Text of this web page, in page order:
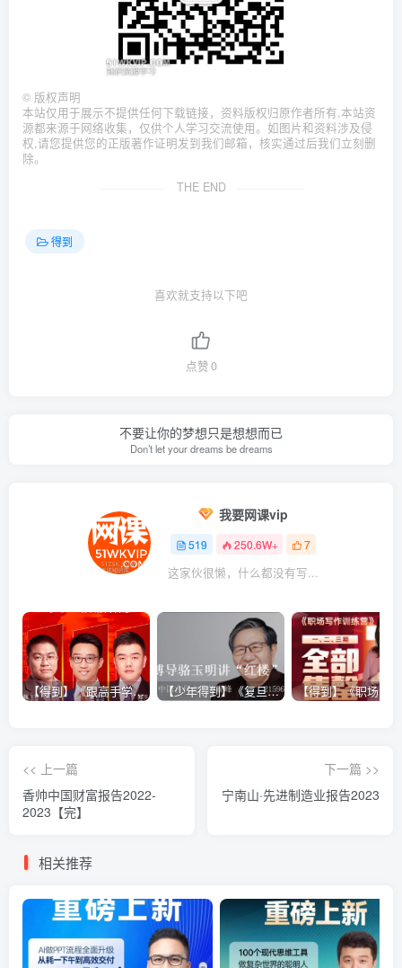
17 幸好人生还有“乌云的金边”.pdf
18 食物才是乡愁的解&药&.mp3
18 食物才是乡愁的解&药&.pdf
  ├─zzj02.
19 所谓疗愈，无非是“放下”与“放过”.mp3
  ├─zzj02.
19 所谓疗愈，无非是“放下”与“放过”.pdf
  ├─zzj02.
  ├─zzj02.
20 在大庭广众之下读《&性&心理学》.pdf
  ├─zzj02.
21 出手那么酷，爱得又那么暖.mp3
  ├─zzj02.
21 出手那么酷，爱得又那么暖.pdf
藤泽的武士和金庸的侠客各有各的难处.mp3
  ├─zzj02.
  ├─zzj02.
天宫亦职场，神仙打工人.pdf
如果苏东坡没有粉丝的狂热.pdf
晚间请你听一个探险故事.mp3
晚间请你听一个探险故事.pdf
© 版权声明
本站仅用于展示不提供任何下载链接，资料版权归原作者所有,本站资
源都来源于网络收集，仅供个人学习交流使用。如图片和资料涉及侵
权,请您提供您的正版著作证明发到我们邮箱，核实通过后我们立刻删
除。
THE END
得到
喜欢就支持以下吧
点赞0
不要让你的梦想只是想想而已
Don’t let your dreams be dreams
我要网课vip
519 250.6W+ 7
这家伙很懒，什么都没有写...
【得到】《跟高手学销售系列课》 【少年得到】《复旦博导骆玉明讲“红楼”》
<< 上一篇
香帅中国财富报告2022-
2023【完】
下一篇 >>
宁南山·先进制造业报告2023
相关推荐